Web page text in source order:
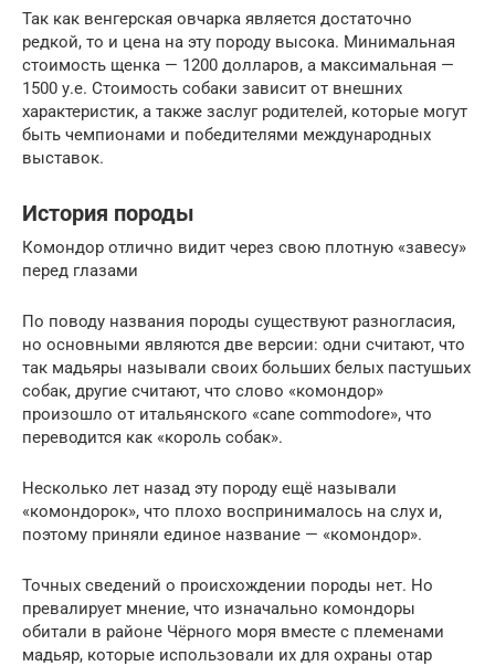
Так как венгерская овчарка является достаточно
редкой, то и цена на эту породу высока. Минимальная
стоимость щенка — 1200 долларов, а максимальная —
1500 у.е. Стоимость собаки зависит от внешних
характеристик, а также заслуг родителей, которые могут
быть чемпионами и победителями международных
выставок.
История породы
Комондор отлично видит через свою плотную «завесу»
перед глазами
По поводу названия породы существуют разногласия,
но основными являются две версии: одни считают, что
так мадьяры называли своих больших белых пастушьих
собак, другие считают, что слово «комондор»
произошло от итальянского «cane commodore», что
переводится как «король собак».
Несколько лет назад эту породу ещё называли
«комондорок», что плохо воспринималось на слух и,
поэтому приняли единое название — «комондор».
Точных сведений о происхождении породы нет. Но
превалирует мнение, что изначально комондоры
обитали в районе Чёрного моря вместе с племенами
мадьяр, которые использовали их для охраны отар